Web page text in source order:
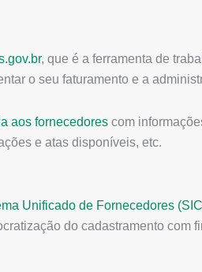
, que é a ferramenta de
o seu faturamento e a
aos fornecedores com
e atas disponíveis, etc.
Unificado de Fornecedores
do cadastramento com